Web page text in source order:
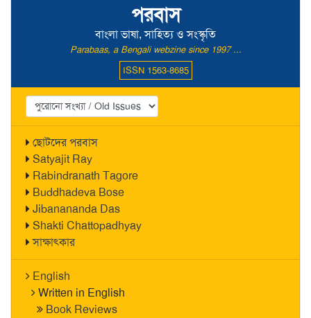
পরবাস
বাংলা ভাষা, সাহিত্য ও সংস্কৃতি
Parabaas, a Bengali webzine since 1997 ...
ISSN 1563-8685
ছোটদের পরবাস
Satyajit Ray
Rabindranath Tagore
Buddhadeva Bose
Jibanananda Das
Shakti Chattopadhyay
সাক্ষাৎকার
English
Written in English
Book Reviews